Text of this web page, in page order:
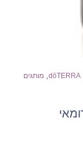
dōTERRA
, מותגים